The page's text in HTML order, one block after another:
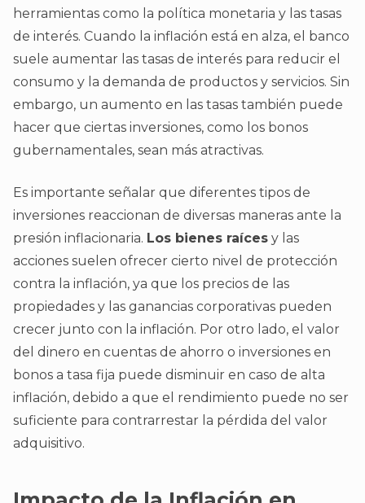
herramientas como la política monetaria y las tasas
de interés. Cuando la inflación está en alza, el banco
suele aumentar las tasas de interés para reducir el
consumo y la demanda de productos y servicios. Sin
embargo, un aumento en las tasas también puede
hacer que ciertas inversiones, como los bonos
gubernamentales, sean más atractivas.
Es importante señalar que diferentes tipos de
inversiones reaccionan de diversas maneras ante la
presión inflacionaria. Los bienes raíces y las
acciones suelen ofrecer cierto nivel de protección
contra la inflación, ya que los precios de las
propiedades y las ganancias corporativas pueden
crecer junto con la inflación. Por otro lado, el valor
del dinero en cuentas de ahorro o inversiones en
bonos a tasa fija puede disminuir en caso de alta
inflación, debido a que el rendimiento puede no ser
suficiente para contrarrestar la pérdida del valor
adquisitivo.